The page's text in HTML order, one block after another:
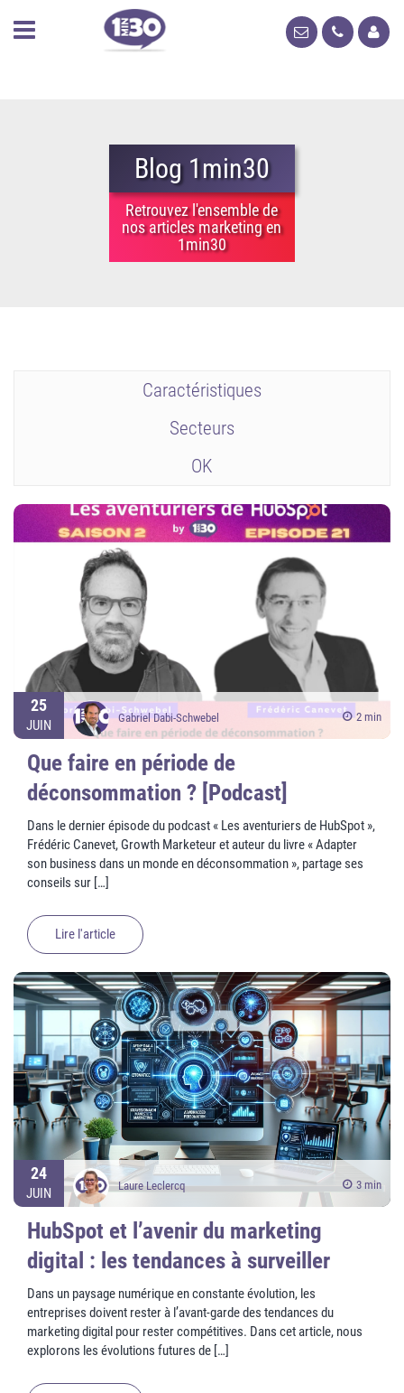
Blog 1min30
Retrouvez l'ensemble de
nos articles marketing en
1min30
Caractéristiques
Secteurs
OK
25
JUIN Gabriel Dabi-Schwebel 2 min
Que faire en période de
déconsommation ? [Podcast]
Dans le dernier épisode du podcast « Les aventuriers de HubSpot »,
Frédéric Canevet, Growth Marketeur et auteur du livre « Adapter
son business dans un monde en déconsommation », partage ses
conseils sur […]
Lire l'article
24
JUIN Laure Leclercq 3 min
HubSpot et l’avenir du marketing
digital : les tendances à surveiller
Dans un paysage numérique en constante évolution, les
entreprises doivent rester à l’avant-garde des tendances du
marketing digital pour rester compétitives. Dans cet article, nous
explorons les évolutions futures de […]